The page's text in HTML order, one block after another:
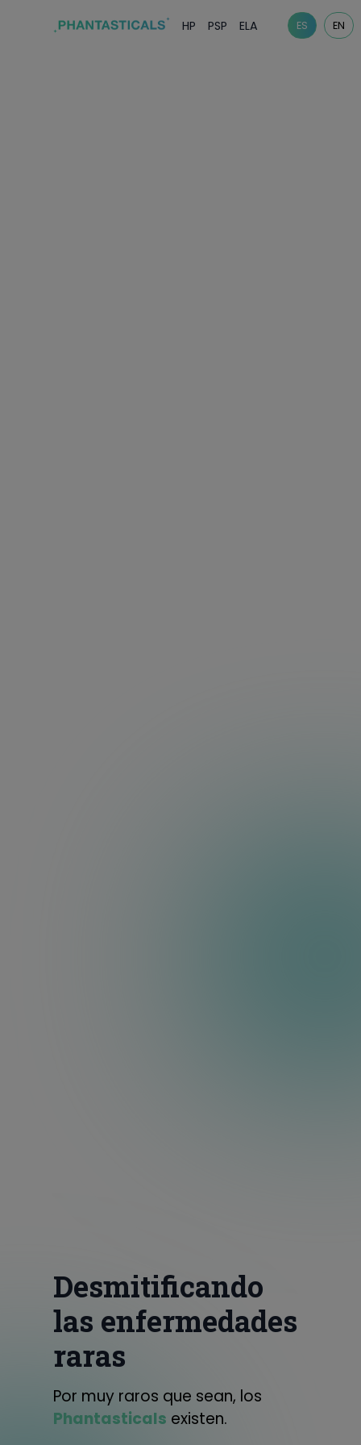
HP PSP ELA ES EN
Desmitificando
las enfermedades
raras
Por muy raros que sean, los
Phantasticals existen.